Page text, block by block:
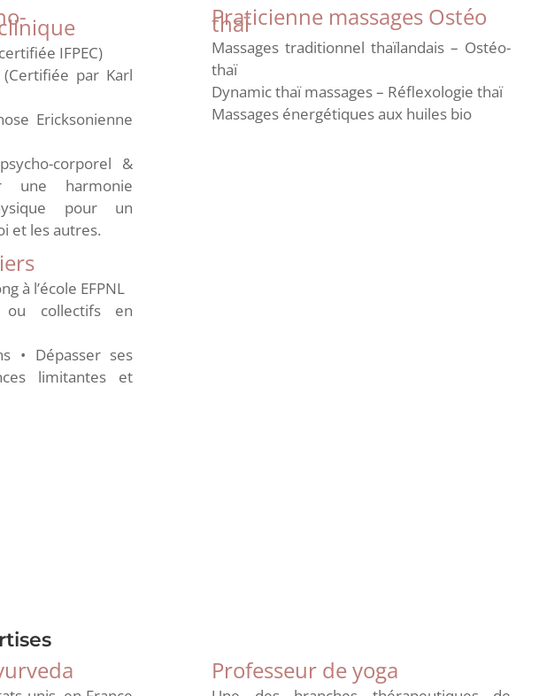
IFPEC)
par Karl
Ericksonienne
corporel &
une harmonie
pour un
et les autres.
à l’école EFPNL
ou collectifs en
• Dépasser ses
limitantes et
Praticienne massages Ostéo
thaï
Massages traditionnel thaïlandais – Ostéo-
thaï
Dynamic thaï massages – Réflexologie thaï
Massages énergétiques aux huiles bio
Professeur de yoga